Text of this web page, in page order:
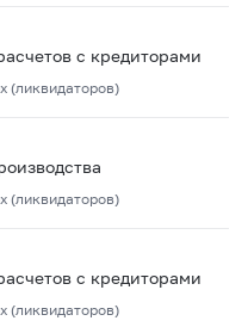
с кредиторами
(ликвидаторов)
(ликвидаторов)
с кредиторами
(ликвидаторов)